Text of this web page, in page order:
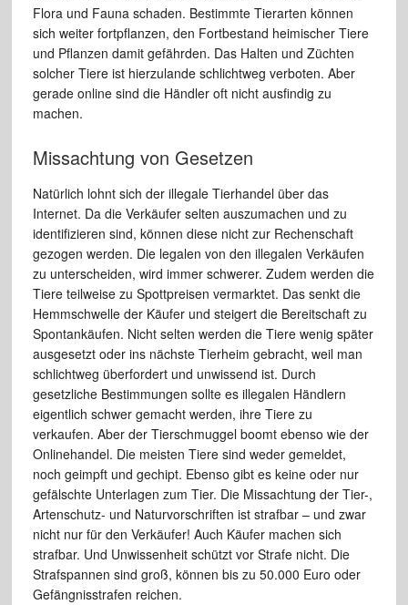
Flora und Fauna schaden. Bestimmte Tierarten können
sich weiter fortpflanzen, den Fortbestand heimischer Tiere
und Pflanzen damit gefährden. Das Halten und Züchten
solcher Tiere ist hierzulande schlichtweg verboten. Aber
gerade online sind die Händler oft nicht ausfindig zu
machen.
Missachtung von Gesetzen
Natürlich lohnt sich der illegale Tierhandel über das
Internet. Da die Verkäufer selten auszumachen und zu
identifizieren sind, können diese nicht zur Rechenschaft
gezogen werden. Die legalen von den illegalen Verkäufen
zu unterscheiden, wird immer schwerer. Zudem werden die
Tiere teilweise zu Spottpreisen vermarktet. Das senkt die
Hemmschwelle der Käufer und steigert die Bereitschaft zu
Spontankäufen. Nicht selten werden die Tiere wenig später
ausgesetzt oder ins nächste Tierheim gebracht, weil man
schlichtweg überfordert und unwissend ist. Durch
gesetzliche Bestimmungen sollte es illegalen Händlern
eigentlich schwer gemacht werden, ihre Tiere zu
verkaufen. Aber der Tierschmuggel boomt ebenso wie der
Onlinehandel. Die meisten Tiere sind weder gemeldet,
noch geimpft und gechipt. Ebenso gibt es keine oder nur
gefälschte Unterlagen zum Tier. Die Missachtung der Tier-,
Artenschutz- und Naturvorschriften ist strafbar – und zwar
nicht nur für den Verkäufer! Auch Käufer machen sich
strafbar. Und Unwissenheit schützt vor Strafe nicht. Die
Strafspannen sind groß, können bis zu 50.000 Euro oder
Gefängnisstrafen reichen.